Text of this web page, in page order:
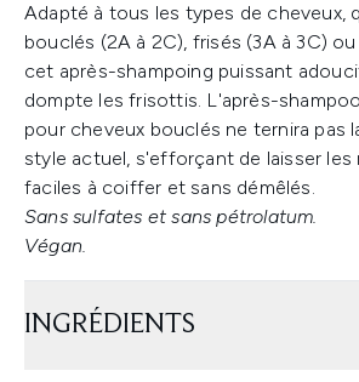
Adapté à tous les types de cheveux,
bouclés (2A à 2C), frisés (3A à 3C)
cet après-shampoing puissant
dompte les frisottis. L'après-
pour cheveux bouclés ne ternira pas
style actuel, s'efforçant de laisser les
faciles à coiffer et sans démêlés.
Sans sulfates et sans pétrolatum.
Végan.
INGRÉDIENTS